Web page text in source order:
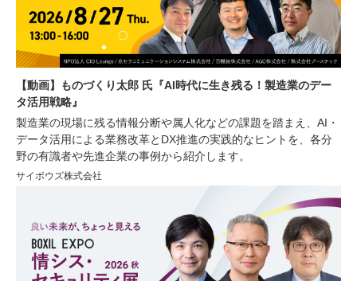
【動画】ものづくり太郎 氏『AI時代に生き残る！製造業のデー
タ活用戦略』
製造業の現場に残る情報分断や属人化などの課題を踏まえ、AI・
データ活用による業務改革とDX推進の実践的なヒントを、各分
野の有識者や先進企業の事例から紹介します。
サイボウズ株式会社